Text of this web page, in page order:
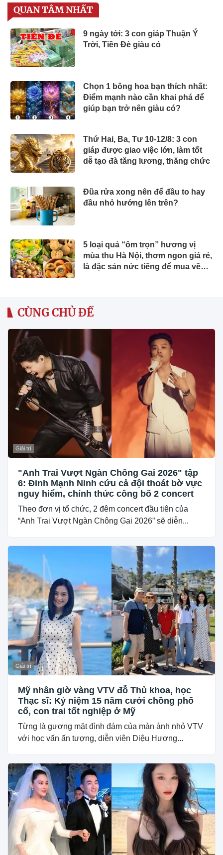
QUAN TÂM NHẤT
9 ngày tới: 3 con giáp Thuận Ý
Trời, Tiền Đè giàu có
Chọn 1 bông hoa bạn thích nhất:
Điểm mạnh nào cần khai phá để
giúp bạn trở nên giàu có?
Thứ Hai, Ba, Tư 10-12/8: 3 con
giáp được giao việc lớn, làm tốt
dễ tạo đà tăng lương, thăng chức
Đũa rửa xong nên để đầu to hay
đầu nhỏ hướng lên trên?
5 loại quả “ôm trọn” hương vị
mùa thu Hà Nội, thơm ngon giá rẻ,
là đặc sản nức tiếng để mua về
CÙNG CHỦ ĐỀ
Giải trí
"Anh Trai Vượt Ngàn Chông Gai 2026" tập
6: Đinh Mạnh Ninh cứu cả đội thoát bờ vực
nguy hiểm, chính thức công bố 2 concert
Theo đơn vị tổ chức, 2 đêm concert đầu tiên của
“Anh Trai Vượt Ngàn Chông Gai 2026” sẽ diễn...
Giải trí
Mỹ nhân giờ vàng VTV đỗ Thủ khoa, học
Thạc sĩ: Kỷ niệm 15 năm cưới chồng phố
cổ, con trai tốt nghiệp ở Mỹ
Từng là gương mặt đình đám của màn ảnh nhỏ VTV
với học vấn ấn tượng, diễn viên Diệu Hương...